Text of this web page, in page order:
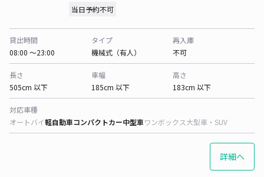
当日予約不可
貸出時間
08:00 〜23:00
タイプ
機械式（有人）
再入庫
不可
長さ
505cm 以下
車幅
185cm 以下
高さ
183cm 以下
対応車種
オートバイ軽自動車コンパクトカー中型車ワンボックス大型車・SUV
詳細へ